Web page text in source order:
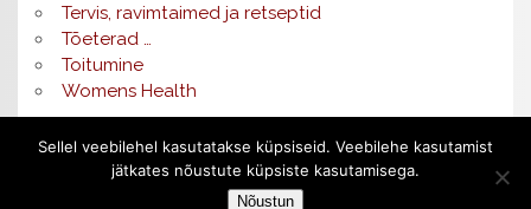
Tervis, ravimtaimed ja retseptid
Tõeterad …
Toitumine
Womens Health
Sellel veebilehel kasutatakse küpsiseid. Veebilehe kasutamist
jätkates nõustute küpsiste kasutamisega.
Nõustun